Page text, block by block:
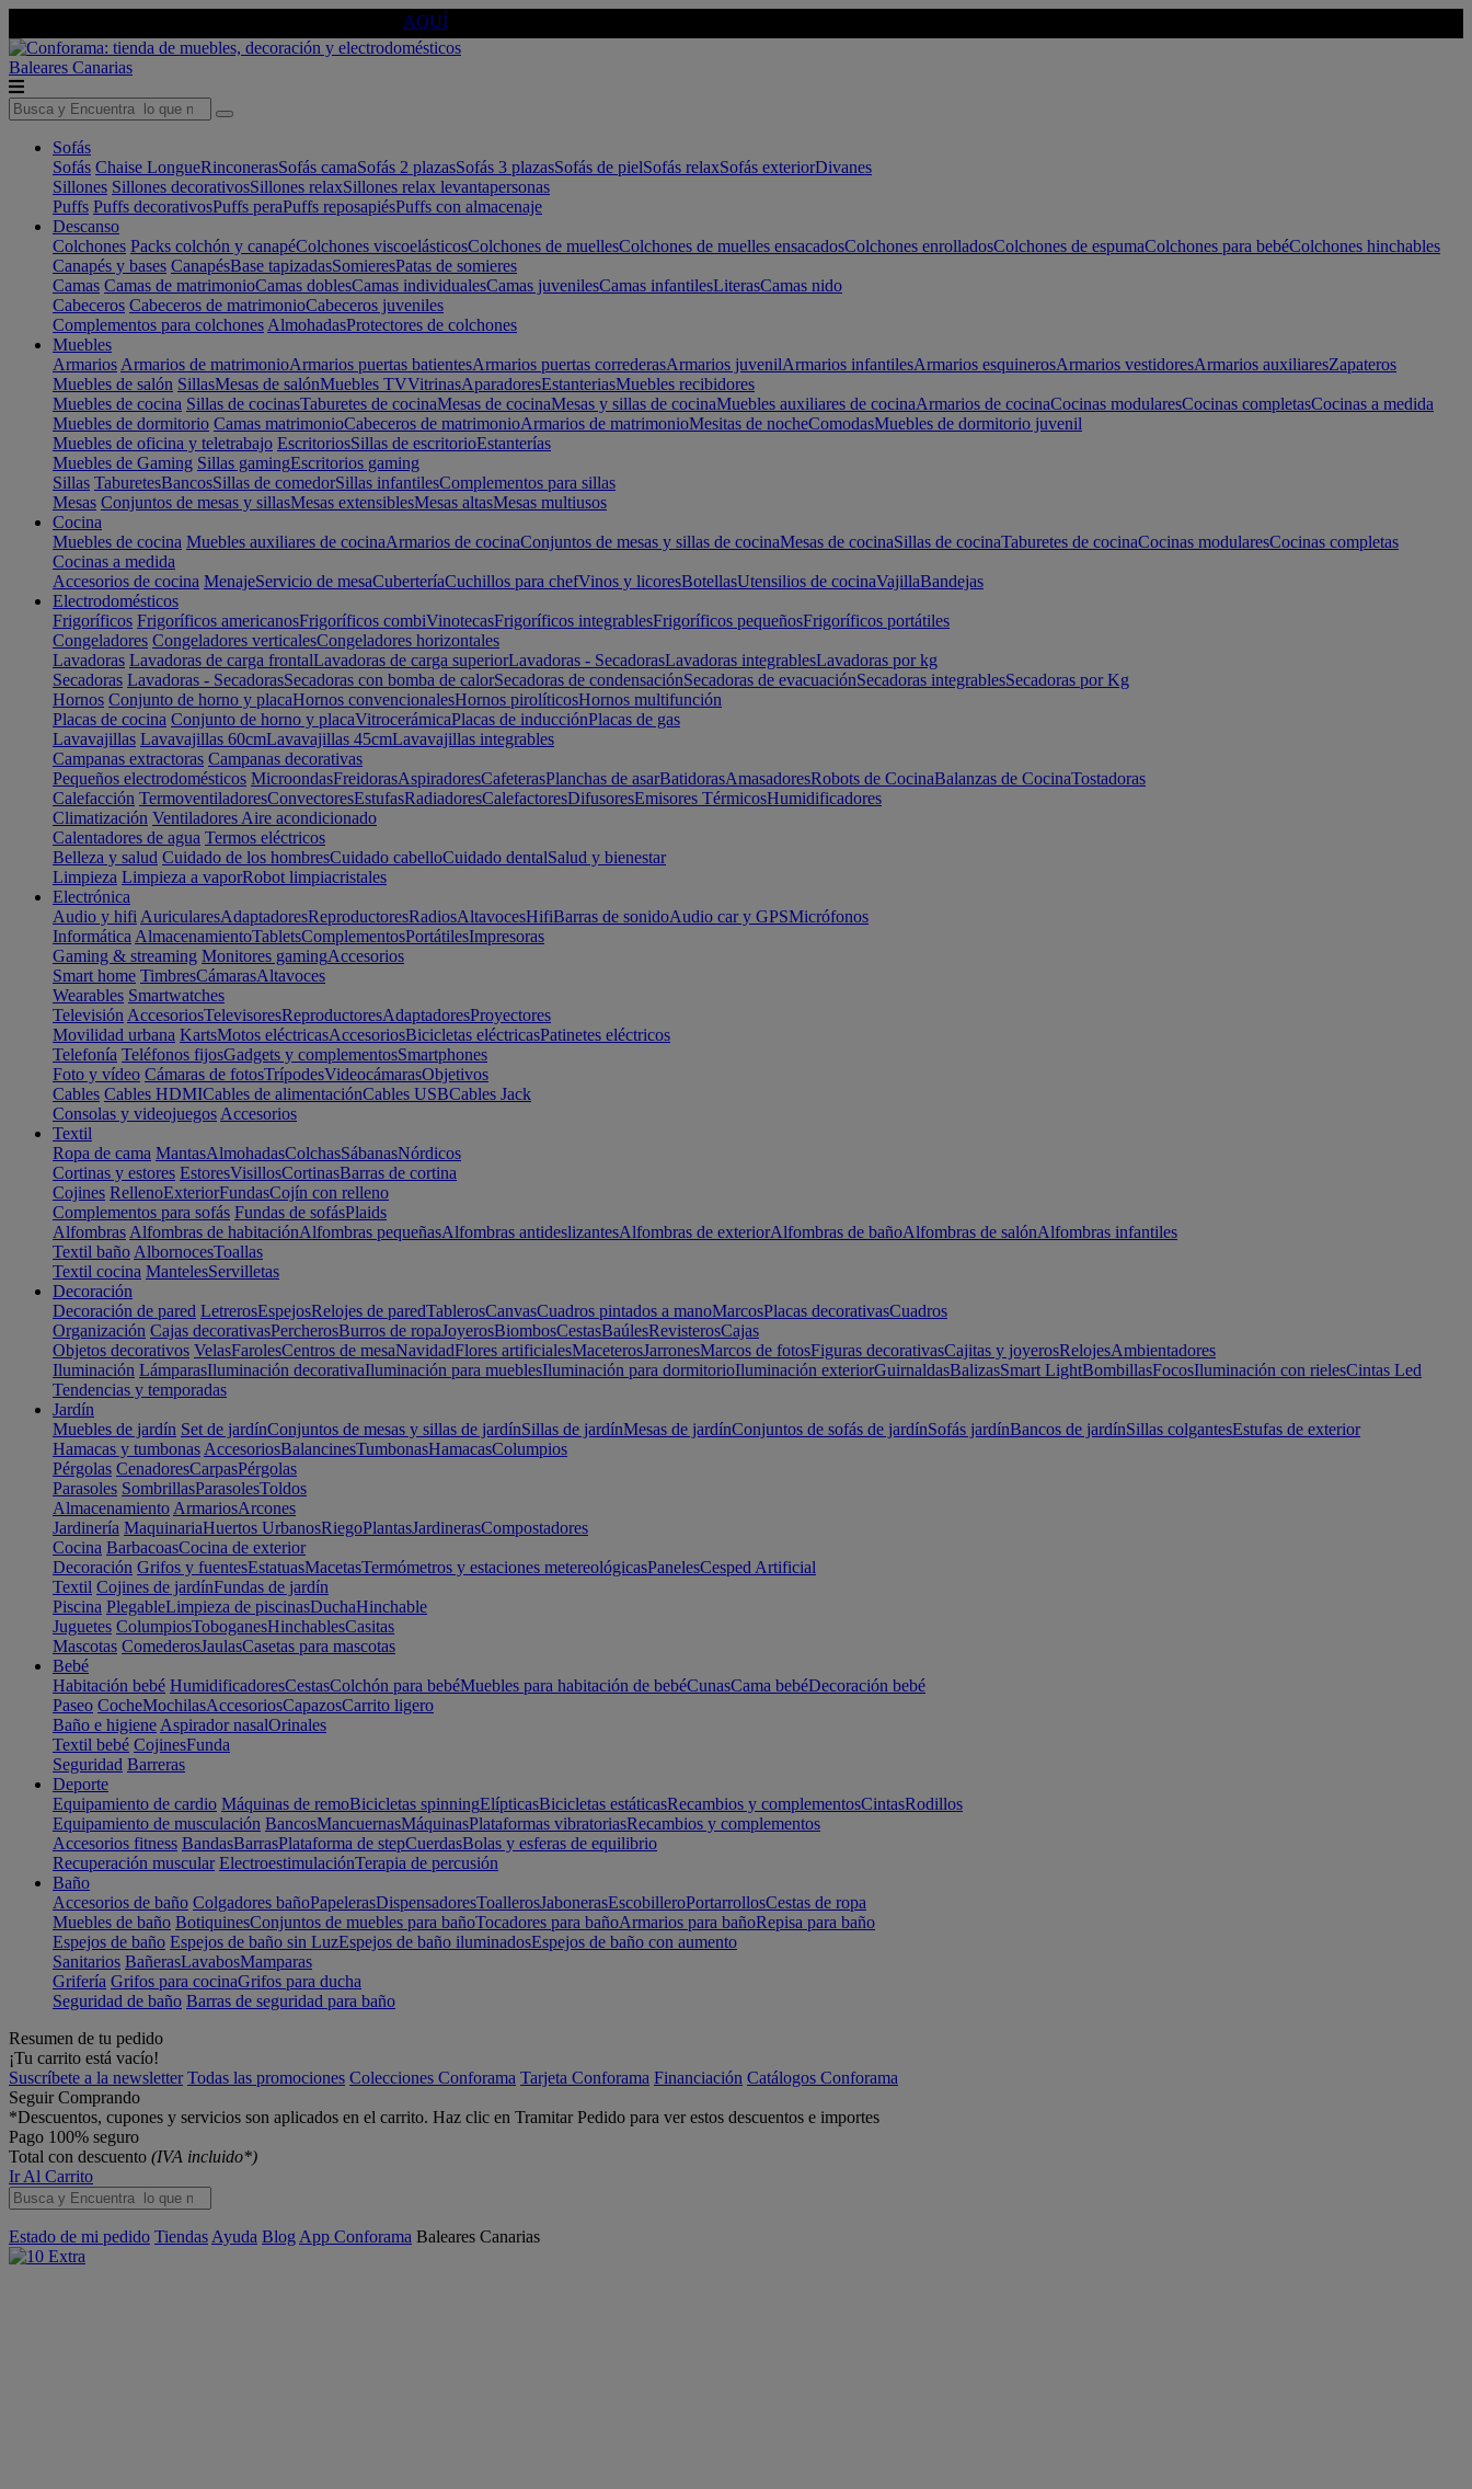
AQUÍ
Baleares Canarias
Sofás
Sofás Chaise LongueRinconerasSofás camaSofás 2 plazasSofás 3 plazasSofás de pielSofás relaxSofás exteriorDivanes
Sillones Sillones decorativosSillones relaxSillones relax levantapersonas
Puffs Puffs decorativosPuffs peraPuffs reposapiésPuffs con almacenaje
Descanso
Colchones Packs colchón y canapéColchones viscoelásticosColchones de muellesColchones de muelles ensacadosColchones enrolladosColchones de espumaColchones para bebéColchones hinchables
Canapés y bases CanapésBase tapizadasSomieresPatas de somieres
Camas Camas de matrimonioCamas doblesCamas individualesCamas juvenilesCamas infantilesLiterasCamas nido
Cabeceros Cabeceros de matrimonioCabeceros juveniles
Complementos para colchones AlmohadasProtectores de colchones
Muebles
Armarios Armarios de matrimonioArmarios puertas batientesArmarios puertas correderasArmarios juvenilArmarios infantilesArmarios esquinerosArmarios vestidoresArmarios auxiliaresZapateros
Muebles de salón SillasMesas de salónMuebles TVVitrinasAparadoresEstanteriasMuebles recibidores
Muebles de cocina Sillas de cocinasTaburetes de cocinaMesas de cocinaMesas y sillas de cocinaMuebles auxiliares de cocinaArmarios de cocinaCocinas modularesCocinas completasCocinas a medida
Muebles de dormitorio Camas matrimonioCabeceros de matrimonioArmarios de matrimonioMesitas de nocheComodasMuebles de dormitorio juvenil
Muebles de oficina y teletrabajo EscritoriosSillas de escritorioEstanterías
Muebles de Gaming Sillas gamingEscritorios gaming
Sillas TaburetesBancosSillas de comedorSillas infantilesComplementos para sillas
Mesas Conjuntos de mesas y sillasMesas extensiblesMesas altasMesas multiusos
Cocina
Muebles de cocina Muebles auxiliares de cocinaArmarios de cocinaConjuntos de mesas y sillas de cocinaMesas de cocinaSillas de cocinaTaburetes de cocinaCocinas modularesCocinas completas
Cocinas a medida
Accesorios de cocina MenajeServicio de mesaCuberteríaCuchillos para chefVinos y licoresBotellasUtensilios de cocinaVajillaBandejas
Electrodomésticos
Frigoríficos Frigoríficos americanosFrigoríficos combiVinotecasFrigoríficos integrablesFrigoríficos pequeñosFrigoríficos portátiles
Congeladores Congeladores verticalesCongeladores horizontales
Lavadoras Lavadoras de carga frontalLavadoras de carga superiorLavadoras - SecadorasLavadoras integrablesLavadoras por kg
Secadoras Lavadoras - SecadorasSecadoras con bomba de calorSecadoras de condensaciónSecadoras de evacuaciónSecadoras integrablesSecadoras por Kg
Hornos Conjunto de horno y placaHornos convencionalesHornos pirolíticosHornos multifunción
Placas de cocina Conjunto de horno y placaVitrocerámicaPlacas de inducciónPlacas de gas
Lavavajillas Lavavajillas 60cmLavavajillas 45cmLavavajillas integrables
Campanas extractoras Campanas decorativas
Pequeños electrodomésticos MicroondasFreidorasAspiradoresCafeterasPlanchas de asarBatidorasAmasadoresRobots de CocinaBalanzas de CocinaTostadoras
Calefacción TermoventiladoresConvectoresEstufasRadiadoresCalefactoresDifusoresEmisores TérmicosHumidificadores
Climatización Ventiladores Aire acondicionado
Calentadores de agua Termos eléctricos
Belleza y salud Cuidado de los hombresCuidado cabelloCuidado dentalSalud y bienestar
Limpieza Limpieza a vaporRobot limpiacristales
Electrónica
Audio y hifi AuricularesAdaptadoresReproductoresRadiosAltavocesHifiBarras de sonidoAudio car y GPSMicrófonos
Informática AlmacenamientoTabletsComplementosPortátilesImpresoras
Gaming & streaming Monitores gamingAccesorios
Smart home TimbresCámarasAltavoces
Wearables Smartwatches
Televisión AccesoriosTelevisoresReproductoresAdaptadoresProyectores
Movilidad urbana KartsMotos eléctricasAccesoriosBicicletas eléctricasPatinetes eléctricos
Telefonía Teléfonos fijosGadgets y complementosSmartphones
Foto y vídeo Cámaras de fotosTrípodesVideocámarasObjetivos
Cables Cables HDMICables de alimentaciónCables USBCables Jack
Consolas y videojuegos Accesorios
Textil
Ropa de cama MantasAlmohadasColchasSábanasNórdicos
Cortinas y estores EstoresVisillosCortinasBarras de cortina
Cojines RellenoExteriorFundasCojín con relleno
Complementos para sofás Fundas de sofásPlaids
Alfombras Alfombras de habitaciónAlfombras pequeñasAlfombras antideslizantesAlfombras de exteriorAlfombras de bañoAlfombras de salónAlfombras infantiles
Textil baño AlbornocesToallas
Textil cocina MantelesServilletas
Decoración
Decoración de pared LetrerosEspejosRelojes de paredTablerosCanvasCuadros pintados a manoMarcosPlacas decorativasCuadros
Organización Cajas decorativasPercherosBurros de ropaJoyerosBiombosCestasBaúlesRevisterosCajas
Objetos decorativos VelasFarolesCentros de mesaNavidadFlores artificialesMaceterosJarronesMarcos de fotosFiguras decorativasCajitas y joyerosRelojesAmbientadores
Iluminación LámparasIluminación decorativaIluminación para mueblesIluminación para dormitorioIluminación exteriorGuirnaldasBalizasSmart LightBombillasFocosIluminación con rielesCintas Led
Tendencias y temporadas
Jardín
Muebles de jardín Set de jardínConjuntos de mesas y sillas de jardínSillas de jardínMesas de jardínConjuntos de sofás de jardínSofás jardínBancos de jardínSillas colgantesEstufas de exterior
Hamacas y tumbonas AccesoriosBalancinesTumbonasHamacasColumpios
Pérgolas CenadoresCarpasPérgolas
Parasoles SombrillasParasolesToldos
Almacenamiento ArmariosArcones
Jardinería MaquinariaHuertos UrbanosRiegoPlantasJardinerasCompostadores
Cocina BarbacoasCocina de exterior
Decoración Grifos y fuentesEstatuasMacetasTermómetros y estaciones metereológicasPanelesCesped Artificial
Textil Cojines de jardínFundas de jardín
Piscina PlegableLimpieza de piscinasDuchaHinchable
Juguetes ColumpiosToboganesHinchablesCasitas
Mascotas ComederosJaulasCasetas para mascotas
Bebé
Habitación bebé HumidificadoresCestasColchón para bebéMuebles para habitación de bebéCunasCama bebéDecoración bebé
Paseo CocheMochilasAccesoriosCapazosCarrito ligero
Baño e higiene Aspirador nasalOrinales
Textil bebé CojinesFunda
Seguridad Barreras
Deporte
Equipamiento de cardio Máquinas de remoBicicletas spinningElípticasBicicletas estáticasRecambios y complementosCintasRodillos
Equipamiento de musculación BancosMancuernasMáquinasPlataformas vibratoriasRecambios y complementos
Accesorios fitness BandasBarrasPlataforma de stepCuerdasBolas y esferas de equilibrio
Recuperación muscular ElectroestimulaciónTerapia de percusión
Baño
Accesorios de baño Colgadores bañoPapelerasDispensadoresToallerosJabonerasEscobilleroPortarrollosCestas de ropa
Muebles de baño BotiquinesConjuntos de muebles para bañoTocadores para bañoArmarios para bañoRepisa para baño
Espejos de baño Espejos de baño sin LuzEspejos de baño iluminadosEspejos de baño con aumento
Sanitarios BañerasLavabosMamparas
Grifería Grifos para cocinaGrifos para ducha
Seguridad de baño Barras de seguridad para baño
Resumen de tu pedido
¡Tu carrito está vacío!
Suscríbete a la newsletter Todas las promociones Colecciones Conforama Tarjeta Conforama Financiación Catálogos Conforama
Seguir Comprando
*Descuentos, cupones y servicios son aplicados en el carrito. Haz clic en Tramitar Pedido para ver estos descuentos e importes
Pago 100% seguro
Total con descuento (IVA incluido*)
Ir Al Carrito
Estado de mi pedido Tiendas Ayuda Blog App Conforama Baleares Canarias